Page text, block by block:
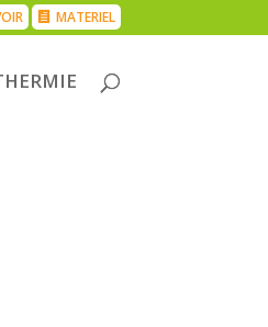
MATERIEL